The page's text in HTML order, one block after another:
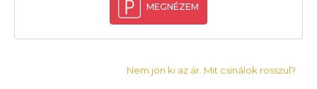
MEGNÉZEM
Nem jön ki az ár. Mit csinálok rosszul?